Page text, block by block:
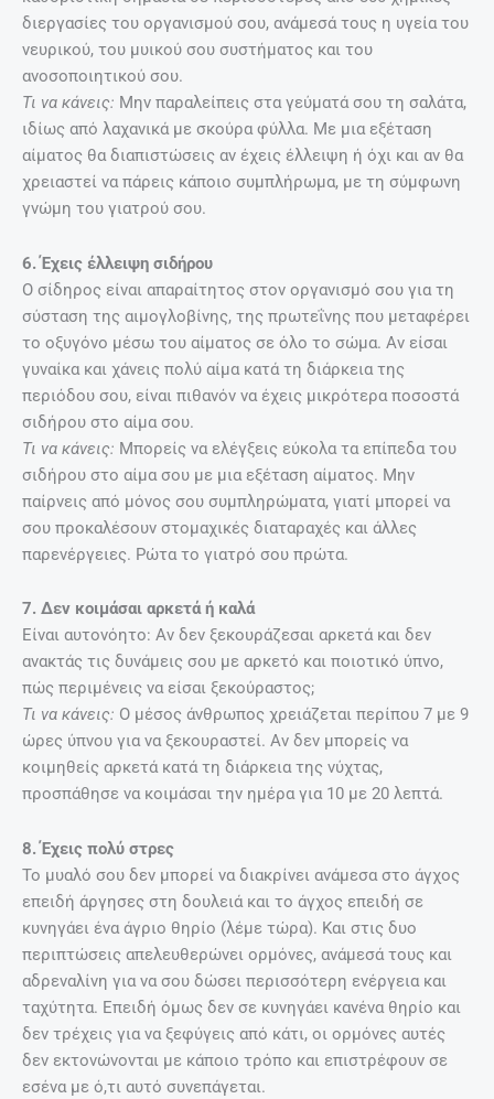
διεργασίες του οργανισμού σου, ανάμεσά τους η υγεία του
νευρικού, του μυικού σου συστήματος και του
ανοσοποιητικού σου.
Τι να κάνεις: Μην παραλείπεις στα γεύματά σου τη σαλάτα,
ιδίως από λαχανικά με σκούρα φύλλα. Με μια εξέταση
αίματος θα διαπιστώσεις αν έχεις έλλειψη ή όχι και αν θα
χρειαστεί να πάρεις κάποιο συμπλήρωμα, με τη σύμφωνη
γνώμη του γιατρού σου.
6. Έχεις έλλειψη σιδήρου
Ο σίδηρος είναι απαραίτητος στον οργανισμό σου για τη
σύσταση της αιμογλοβίνης, της πρωτεΐνης που μεταφέρει
το οξυγόνο μέσω του αίματος σε όλο το σώμα. Αν είσαι
γυναίκα και χάνεις πολύ αίμα κατά τη διάρκεια της
περιόδου σου, είναι πιθανόν να έχεις μικρότερα ποσοστά
σιδήρου στο αίμα σου.
Τι να κάνεις: Μπορείς να ελέγξεις εύκολα τα επίπεδα του
σιδήρου στο αίμα σου με μια εξέταση αίματος. Μην
παίρνεις από μόνος σου συμπληρώματα, γιατί μπορεί να
σου προκαλέσουν στομαχικές διαταραχές και άλλες
παρενέργειες. Ρώτα το γιατρό σου πρώτα.
7. Δεν κοιμάσαι αρκετά ή καλά
Είναι αυτονόητο: Αν δεν ξεκουράζεσαι αρκετά και δεν
ανακτάς τις δυνάμεις σου με αρκετό και ποιοτικό ύπνο,
πώς περιμένεις να είσαι ξεκούραστος;
Τι να κάνεις: Ο μέσος άνθρωπος χρειάζεται περίπου 7 με 9
ώρες ύπνου για να ξεκουραστεί. Αν δεν μπορείς να
κοιμηθείς αρκετά κατά τη διάρκεια της νύχτας,
προσπάθησε να κοιμάσαι την ημέρα για 10 με 20 λεπτά.
8. Έχεις πολύ στρες
Το μυαλό σου δεν μπορεί να διακρίνει ανάμεσα στο άγχος
επειδή άργησες στη δουλειά και το άγχος επειδή σε
κυνηγάει ένα άγριο θηρίο (λέμε τώρα). Και στις δυο
περιπτώσεις απελευθερώνει ορμόνες, ανάμεσά τους και
αδρεναλίνη για να σου δώσει περισσότερη ενέργεια και
ταχύτητα. Επειδή όμως δεν σε κυνηγάει κανένα θηρίο και
δεν τρέχεις για να ξεφύγεις από κάτι, οι ορμόνες αυτές
δεν εκτονώνονται με κάποιο τρόπο και επιστρέφουν σε
εσένα με ό,τι αυτό συνεπάγεται.